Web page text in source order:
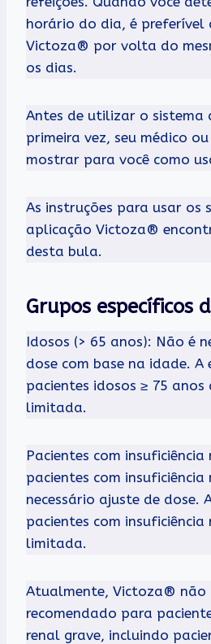
horário do dia, é preferível
Victoza® por volta do
os dias.
Antes de utilizar o sistema
primeira vez, seu médico
mostrar para você como
As instruções para usar os
aplicação Victoza®
desta bula.
Grupos específicos
Idosos (> 65 anos): Não é
dose com base na idade. A
pacientes idosos ≥ 75 anos
limitada.
Pacientes com insuficiência
pacientes com
necessário ajuste de dose.
pacientes com
limitada.
Atualmente, Victoza® não
recomendado para
renal grave, incluindo